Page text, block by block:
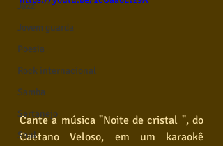
Jazz
Jovem guarda
Poesia
Rock internacional
Samba
Sertanejo
Soul
Cante a música "Noite de cristal ", do
Caetano Veloso, em um karaokê